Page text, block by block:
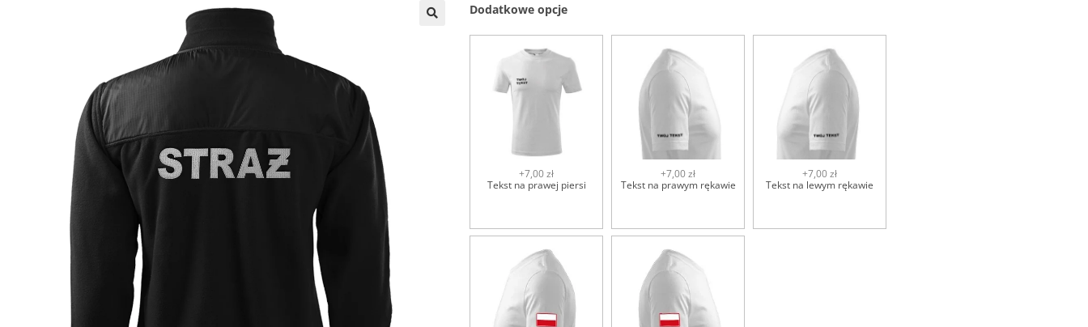
Dodatkowe opcje
Tekst na prawej piersi
+7,00 zł
Tekst na prawym rękawie
+7,00 zł
Tekst na lewym rękawie
+7,00 zł